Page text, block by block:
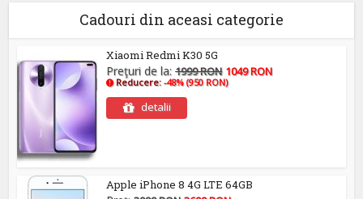
Cadouri din aceasi categorie
Xiaomi Redmi K30 5G
Preţuri de la:1999 RON 1049 RON
Reducere:-48% (950 RON)
detalii
Apple iPhone 8 4G LTE 64GB